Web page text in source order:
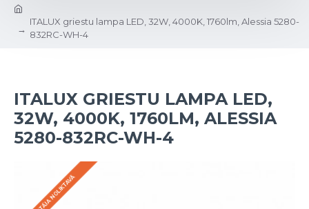
ITALUX griestu lampa LED, 32W, 4000K, 1760lm, Alessia 5280-
832RC-WH-4
ITALUX GRIESTU LAMPA LED,
32W, 4000K, 1760LM, ALESSIA
5280-832RC-WH-4
RAŽOTĀJA NOLIKTAVĀ